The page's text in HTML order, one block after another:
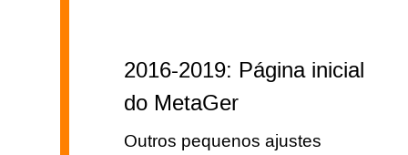
2016-2019: Página inicial
do MetaGer
Outros pequenos ajustes